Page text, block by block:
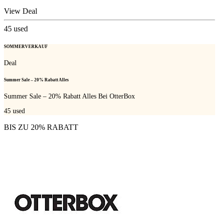
View Deal
45 used
SOMMERVERKAUF
Deal
Summer Sale – 20% Rabatt Alles
Summer Sale – 20% Rabatt Alles Bei OtterBox
45 used
BIS ZU 20% RABATT